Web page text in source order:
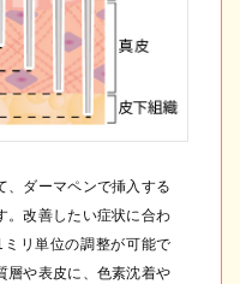
、ダーマペンで挿入する
。改善したい症状に合わ
リ単位の調整が可能で
層や表皮に、色素沈着や